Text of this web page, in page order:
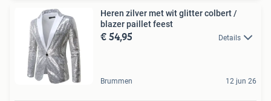
Heren zilver met wit glitter colbert /
blazer paillet feest
€ 54,95 Details
Brummen 12 jun 26